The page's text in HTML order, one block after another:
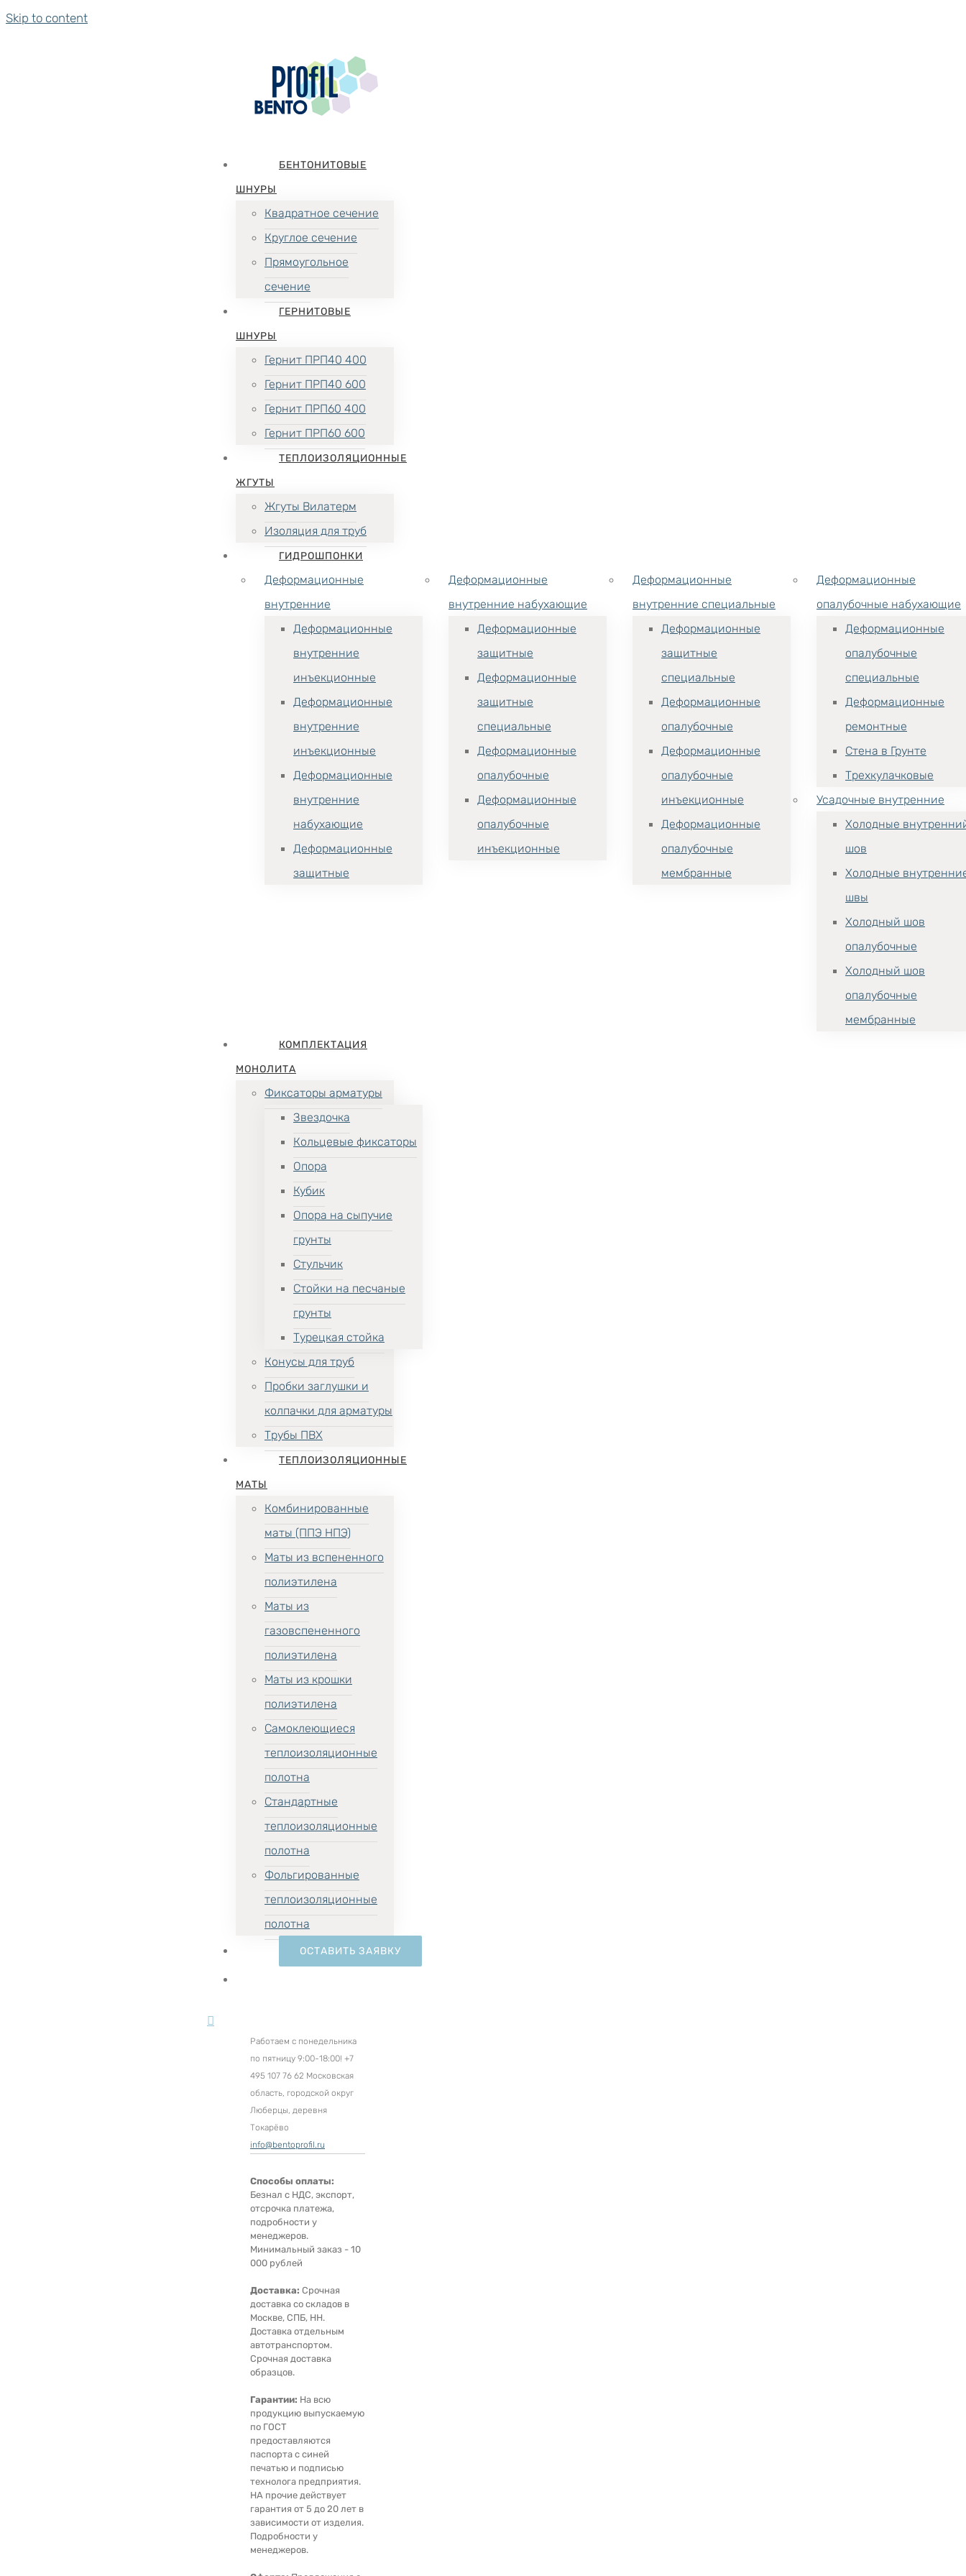
Skip to content
БЕНТОНИТОВЫЕ
ШНУРЫ
Квадратное сечение
Круглое сечение
Прямоугольное
сечение
ГЕРНИТОВЫЕ
ШНУРЫ
Гернит ПРП40 400
Гернит ПРП40 600
Гернит ПРП60 400
Гернит ПРП60 600
ТЕПЛОИЗОЛЯЦИОННЫЕ
ЖГУТЫ
Жгуты Вилатерм
Изоляция для труб
ГИДРОШПОНКИ
Деформационные
внутренние
Деформационные
внутренние
инъекционные
Деформационные
внутренние
инъекционные
Деформационные
внутренние
набухающие
Деформационные
защитные
Деформационные
внутренние набухающие
Деформационные
защитные
Деформационные
защитные
специальные
Деформационные
опалубочные
Деформационные
опалубочные
инъекционные
Деформационные
внутренние специальные
Деформационные
защитные
специальные
Деформационные
опалубочные
Деформационные
опалубочные
инъекционные
Деформационные
опалубочные
мембранные
Деформационные
опалубочные набухающие
Деформационные
опалубочные
специальные
Деформационные
ремонтные
Стена в Грунте
Трехкулачковые
Усадочные внутренние
Холодные
шов
Холодные
швы
Холодный шов
опалубочные
Холодный шов
опалубочные
мембранные
КОМПЛЕКТАЦИЯ
МОНОЛИТА
Фиксаторы арматуры
Звездочка
Кольцевые фиксаторы
Опора
Кубик
Опора на сыпучие
грунты
Стульчик
Стойки на песчаные
грунты
Турецкая стойка
Конусы для труб
Пробки заглушки и
колпачки для арматуры
Трубы ПВХ
ТЕПЛОИЗОЛЯЦИОННЫЕ
МАТЫ
Комбинированные
маты (ППЭ НПЭ)
Маты из вспененного
полиэтилена
Маты из
газовспененного
полиэтилена
Маты из крошки
полиэтилена
Самоклеющиеся
теплоизоляционные
полотна
Стандартные
теплоизоляционные
полотна
Фольгированные
теплоизоляционные
полотна
ОСТАВИТЬ ЗАЯВКУ
Работаем с понедельника
по пятницу 9:00-18:00! +7
495 107 76 62 Московская
область, городской округ
Люберцы, деревня
Токарёво
info@bentoprofil.ru
Способы оплаты:
Безнал с НДС, экспорт,
отсрочка платежа,
подробности у
менеджеров.
Минимальный заказ - 10
000 рублей
Доставка: Срочная
доставка со складов в
Москве, СПБ, НН.
Доставка отдельным
автотранспортом.
Срочная доставка
образцов.
Гарантии: На всю
продукцию выпускаемую
по ГОСТ
предоставляются
паспорта с синей
печатью и подписью
технолога предприятия.
НА прочие действует
гарантия от 5 до 20 лет в
зависимости от изделия.
Подробности у
менеджеров.